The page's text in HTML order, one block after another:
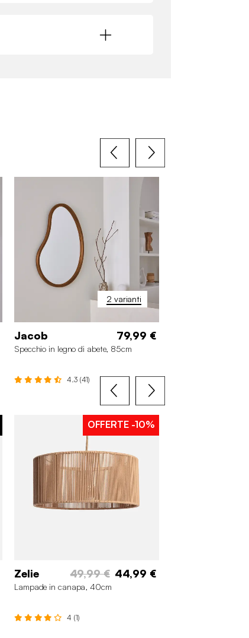
2 varianti
Jacob 79,99 €
Specchio in legno di abete, 85cm
4.3 (41)
OFFERTE -10%
Zelie 49,99 € 44,99 €
Lampade in canapa, 40cm
4 (1)